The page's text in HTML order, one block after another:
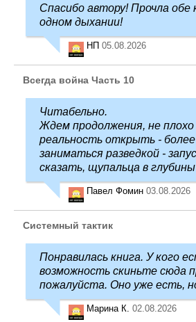
Спасибо автору! Прочла обе
одном дыхании!
НП 05.08.2026
Всегда война Часть 10
Читабельно.
Ждем продолжения, не
реальность открыть -
заниматься разведкой -
сказать, щупальца в глубины
Павел Фомин 03.08.2026
Системный тактик
Понравилась книга. У кого
возможность скиньте сюда
пожалуйста. Оно уже есть,
Марина К. 02.08.2026